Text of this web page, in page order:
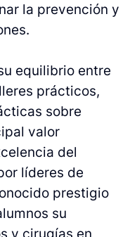
la prevención y
equilibrio entre
prácticos,
sobre
valor
del
líderes de
prestigio
su